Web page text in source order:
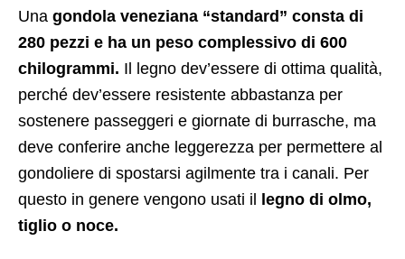
Una gondola veneziana “standard” consta di
280 pezzi e ha un peso complessivo di 600
chilogrammi. Il legno dev’essere di ottima qualità,
perché dev’essere resistente abbastanza per
sostenere passeggeri e giornate di burrasche, ma
deve conferire anche leggerezza per permettere al
gondoliere di spostarsi agilmente tra i canali. Per
questo in genere vengono usati il
legno di olmo,
tiglio o noce.